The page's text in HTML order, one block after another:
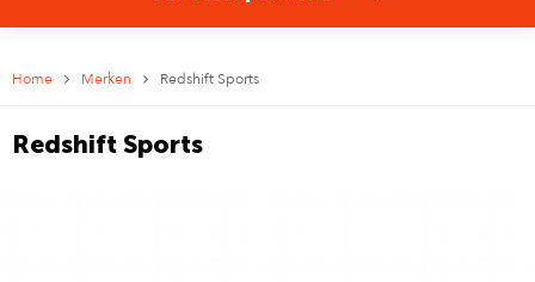
Home Merken Redshift Sports
Redshift Sports